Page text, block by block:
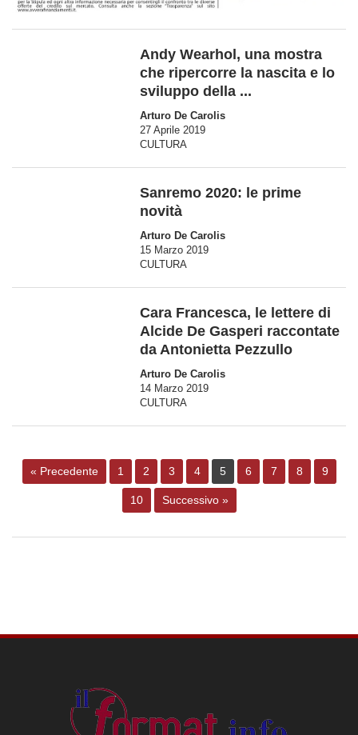
Andy Wearhol, una mostra
che ripercorre la nascita e lo
sviluppo della ...
Arturo De Carolis
27 Aprile 2019
CULTURA
Sanremo 2020: le prime
novità
Arturo De Carolis
15 Marzo 2019
CULTURA
Cara Francesca, le lettere di
Alcide De Gasperi raccontate
da Antonietta Pezzullo
Arturo De Carolis
14 Marzo 2019
CULTURA
« Precedente 1 2 3 4 5 6 7 8 9
10 Successivo »